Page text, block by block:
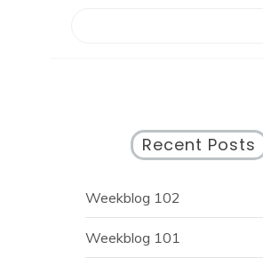
Recent Posts
Weekblog 102
Weekblog 101